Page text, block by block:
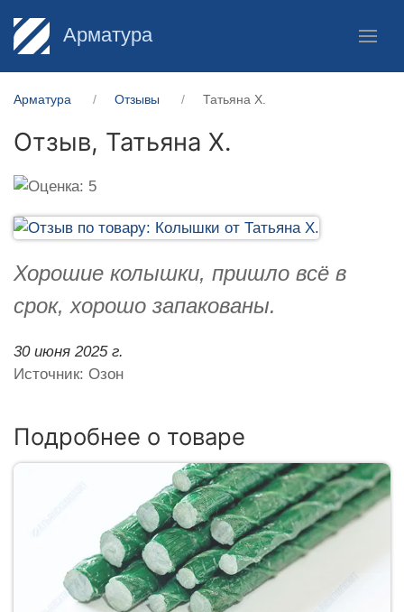
Арматура
Арматура Отзывы Татьяна Х.
Отзыв, Татьяна Х.
Хорошие колышки, пришло всё в
срок, хорошо запакованы.
30 июня 2025 г.
Источник: Озон
Подробнее о товаре